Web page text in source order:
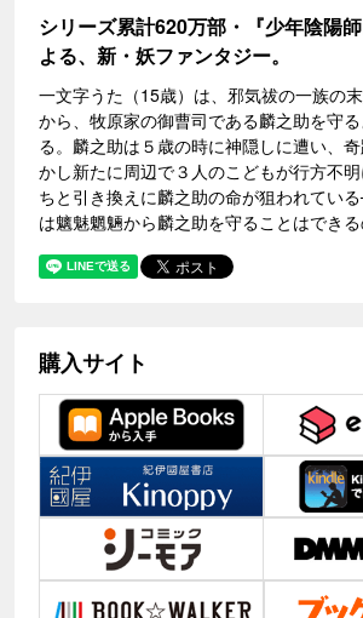
シリーズ累計620万部・『少年陰陽
よる、新・妖ファンタジー。
一文字うた（15歳）は、邪気祓の一族の
から、牧原家の御曹司である麟之助を守
る。麟之助は５歳の時に神隠しに遭い、
かし新たに周辺で３人のこどもが行方不
ちと引き換えに麟之助の命が狙われてい
は魑魅魍魎から麟之助を守ることはでき
購入サイト